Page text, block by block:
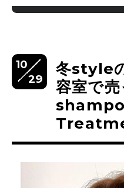
10
29
冬style
容室で